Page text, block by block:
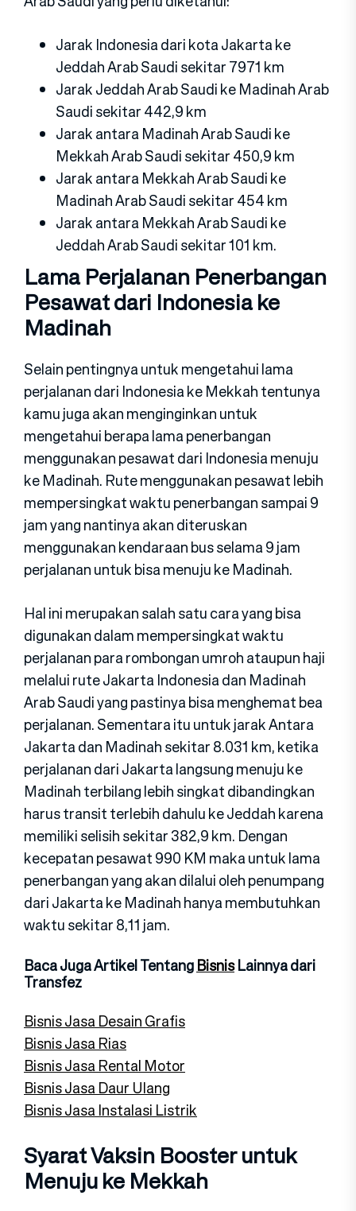
Jarak Indonesia dari kota Jakarta ke
Jeddah Arab Saudi sekitar 7971 km
Jarak Jeddah Arab Saudi ke Madinah Arab
Saudi sekitar 442,9 km
Jarak antara Madinah Arab Saudi ke
Mekkah Arab Saudi sekitar 450,9 km
Jarak antara Mekkah Arab Saudi ke
Madinah Arab Saudi sekitar 454 km
Jarak antara Mekkah Arab Saudi ke
Jeddah Arab Saudi sekitar 101 km.
Lama Perjalanan Penerbangan
Pesawat dari Indonesia ke
Madinah
Selain pentingnya untuk mengetahui lama
perjalanan dari Indonesia ke Mekkah tentunya
kamu juga akan menginginkan untuk
mengetahui berapa lama penerbangan
menggunakan pesawat dari Indonesia menuju
ke Madinah. Rute menggunakan pesawat lebih
mempersingkat waktu penerbangan sampai 9
jam yang nantinya akan diteruskan
menggunakan kendaraan bus selama 9 jam
perjalanan untuk bisa menuju ke Madinah.
Hal ini merupakan salah satu cara yang bisa
digunakan dalam mempersingkat waktu
perjalanan para rombongan umroh ataupun haji
melalui rute Jakarta Indonesia dan Madinah
Arab Saudi yang pastinya bisa menghemat bea
perjalanan. Sementara itu untuk jarak Antara
Jakarta dan Madinah sekitar 8.031 km, ketika
perjalanan dari Jakarta langsung menuju ke
Madinah terbilang lebih singkat dibandingkan
harus transit terlebih dahulu ke Jeddah karena
memiliki selisih sekitar 382,9 km. Dengan
kecepatan pesawat 990 KM maka untuk lama
penerbangan yang akan dilalui oleh penumpang
dari Jakarta ke Madinah hanya membutuhkan
waktu sekitar 8,11 jam.
Baca Juga Artikel TentangBisnisLainnya dari
Transfez
Bisnis Jasa Desain Grafis
Bisnis Jasa Rias
Bisnis Jasa Rental Motor
Bisnis Jasa Daur Ulang
Bisnis Jasa Instalasi Listrik
Syarat Vaksin Booster untuk
Menuju ke Mekkah